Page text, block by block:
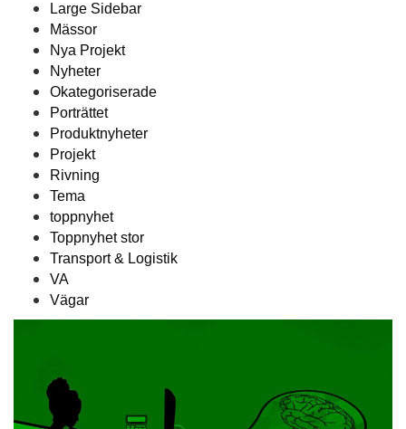
Large Sidebar
Mässor
Nya Projekt
Nyheter
Okategoriserade
Porträttet
Produktnyheter
Projekt
Rivning
Tema
toppnyhet
Toppnyhet stor
Transport & Logistik
VA
Vägar